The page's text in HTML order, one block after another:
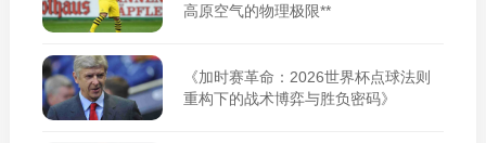
高原空气的物理极限**
《加时赛革命：2026世界杯点球法则
重构下的战术博弈与胜负密码》